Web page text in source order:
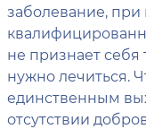
заболевание, при
не признает себя
нужно лечиться.
единственным
отсутствии